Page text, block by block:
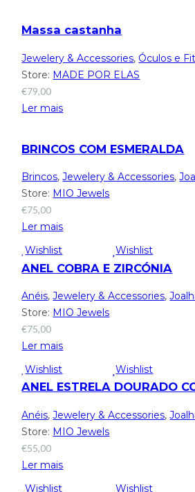
Massa castanha
Jewelery & Accessories, Óculos e
Store: MADE POR ELAS
€79,00
Ler mais
BRINCOS COM ESMERALDA
Brincos,Jewelery & Accessories,
Store: MIO Jewels
€75,00
Ler mais
Wishlist
Wishlist
ANEL COBRA E ZIRCÓNIA
Anéis,Jewelery & Accessories,
Store: MIO Jewels
€75,00
Ler mais
Wishlist
Wishlist
ANEL ESTRELA DOURADO
Anéis,Jewelery & Accessories,
Store: MIO Jewels
€55,00
Ler mais
Wishlist
Wishlist